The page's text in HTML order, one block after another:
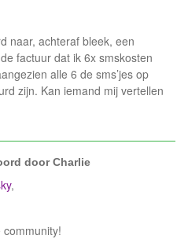
naar, achteraf bleek, een
factuur dat ik 6x smskosten
alle 6 de sms’jes op
zijn. Kan iemand mij vertellen
doorCharlie
,